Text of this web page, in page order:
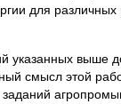
для
выше
смысл этой